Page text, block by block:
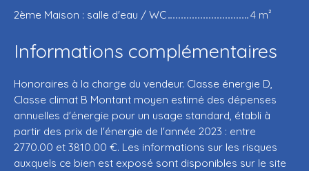
2ème Maison : salle d'eau / WC
4 m²
Informations complémentaires
Honoraires à la charge du vendeur. Classe énergie D,
Classe climat B Montant moyen estimé des dépenses
annuelles d'énergie pour un usage standard, établi à
partir des prix de l'énergie de l'année 2023 : entre
2770.00 et 3810.00 €. Les informations sur les risques
auxquels ce bien est exposé sont disponibles sur le site